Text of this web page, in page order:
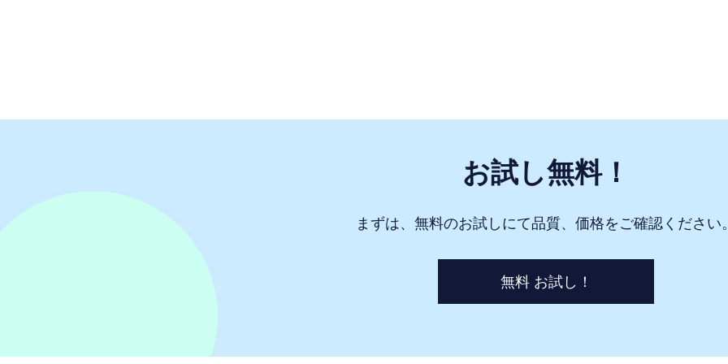
お試し無料！
まずは、無料のお試しにて品質、価格をご確認ください
無料 お試し！